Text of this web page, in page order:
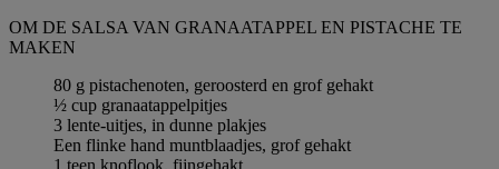
OM DE SALSA VAN GRANAATAPPEL EN PISTACHE TE
MAKEN
80 g pistachenoten, geroosterd en grof gehakt
½ cup granaatappelpitjes
3 lente-uitjes, in dunne plakjes
Een flinke hand muntblaadjes, grof gehakt
1 teen knoflook, fijngehakt